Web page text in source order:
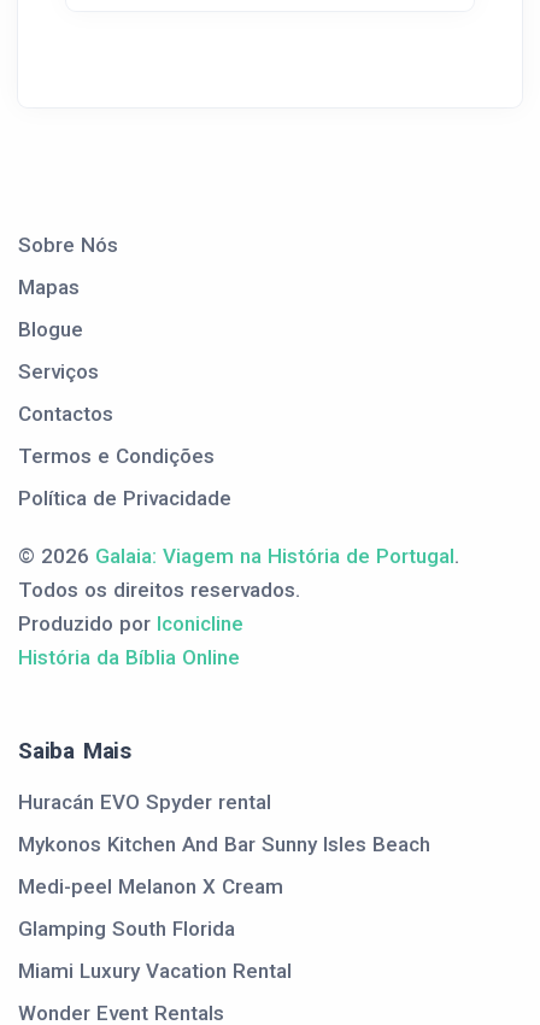
Sobre Nós
Mapas
Blogue
Serviços
Contactos
Termos e Condições
Política de Privacidade
© 2026 Galaia: Viagem na História de Portugal.
Todos os direitos reservados.
Produzido por Iconicline
História da Bíblia Online
Saiba Mais
Huracán EVO Spyder rental
Mykonos Kitchen And Bar Sunny Isles Beach
Medi-peel Melanon X Cream
Glamping South Florida
Miami Luxury Vacation Rental
Wonder Event Rentals